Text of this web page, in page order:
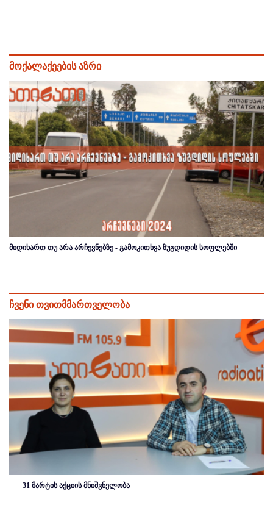
მოქალაქეების აზრი
მიდიხართ თუ არა არჩევნებზე - გამოკითხვა ზუგდიდის სოფლებში
ჩვენი თვითმმართველობა
31 მარტის აქციის მნიშვნელობა